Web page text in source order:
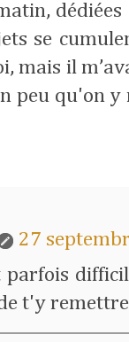
se
mais il
peu qu'on
27
parfois
t'y